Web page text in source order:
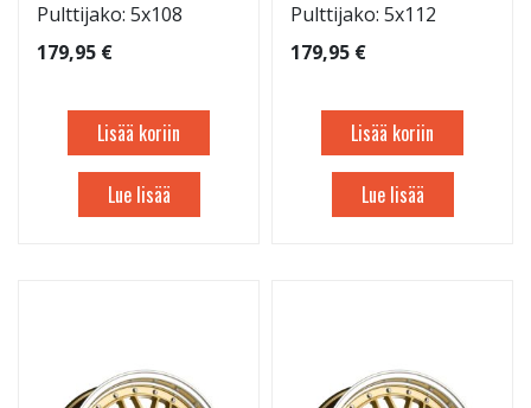
Pulttijako: 5x108
179,95 €
Lisää koriin
Lue lisää
Pulttijako: 5x112
179,95 €
Lisää koriin
Lue lisää